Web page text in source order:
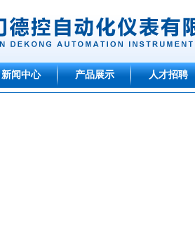
新闻中心 产品展示 人才招聘